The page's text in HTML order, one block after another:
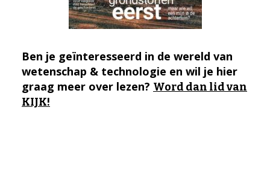
Ben je geïnteresseerd in de wereld van
wetenschap & technologie en wil je hier
graag meer over lezen? Word dan lid van
KIJK!